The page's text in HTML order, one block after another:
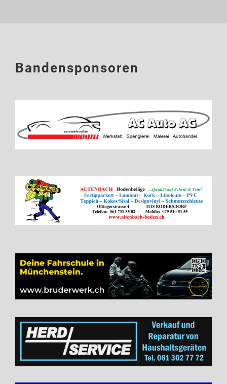
Bandensponsoren